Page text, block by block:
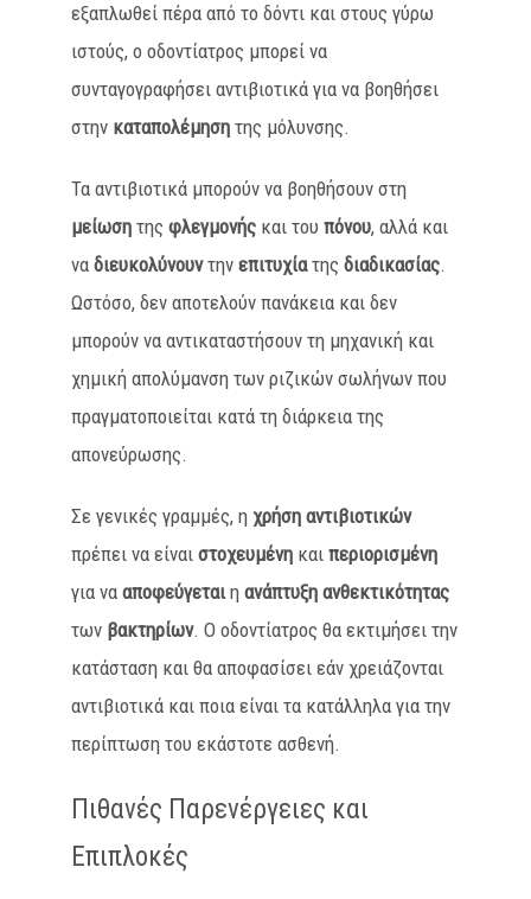
εξαπλωθεί πέρα από το δόντι και στους γύρω
ιστούς, ο οδοντίατρος μπορεί να
συνταγογραφήσει αντιβιοτικά για να βοηθήσει
στην καταπολέμησητης μόλυνσης.
Τα αντιβιοτικά μπορούν να βοηθήσουν στη
μείωσητης φλεγμονήςκαι του πόνου, αλλά και
να διευκολύνουντην επιτυχίατης διαδικασίας.
Ωστόσο, δεν αποτελούν πανάκεια και δεν
μπορούν να αντικαταστήσουν τη μηχανική και
χημική απολύμανση των ριζικών σωλήνων που
πραγματοποιείται κατά τη διάρκεια της
απονεύρωσης.
Σε γενικές γραμμές, η χρήση αντιβιοτικών
πρέπει να είναι στοχευμένηκαι περιορισμένη
για να αποφεύγεταιη ανάπτυξη ανθεκτικότητας
των βακτηρίων. Ο οδοντίατρος θα εκτιμήσει την
κατάσταση και θα αποφασίσει εάν χρειάζονται
αντιβιοτικά και ποια είναι τα κατάλληλα για την
περίπτωση του εκάστοτε ασθενή.
Πιθανές Παρενέργειες και
Επιπλοκές